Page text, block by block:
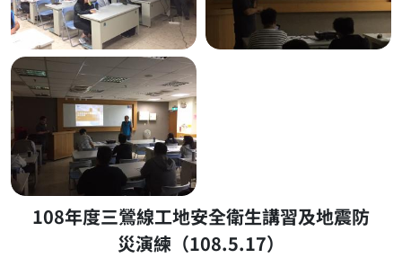
108年度三鶯線工地安全衛生講習及地震防
災演練（108.5.17）